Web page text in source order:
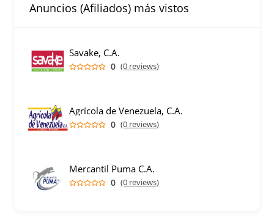
Anuncios (Afiliados) más vistos
Savake, C.A.
0 (0 reviews)
Agrícola de Venezuela, C.A.
0 (0 reviews)
Mercantil Puma C.A.
0 (0 reviews)